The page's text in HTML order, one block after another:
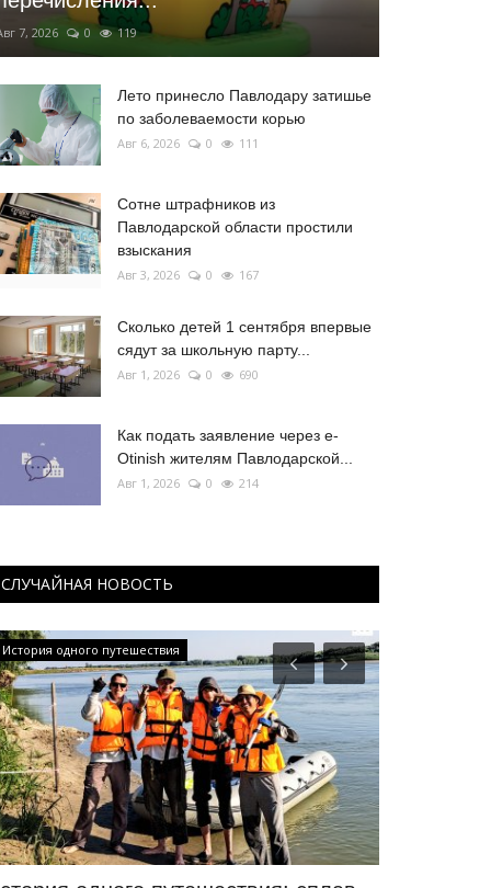
7, 2026 0 119
Лето принесло Павлодару затишье
по заболеваемости корью
Авг 6, 2026 0 111
Сотне штрафников из
Павлодарской области простили
взыскания
Авг 3, 2026 0 167
Сколько детей 1 сентября впервые
сядут за школьную парту...
Авг 1, 2026 0 690
Как подать заявление через e-
Otinish жителям Павлодарской...
Авг 1, 2026 0 214
СЛУЧАЙНАЯ НОВОСТЬ
Мир музеев